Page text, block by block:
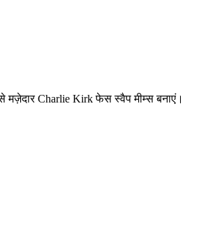
Charlie Kirk फेस स्वैप मीम्स बनाएं।